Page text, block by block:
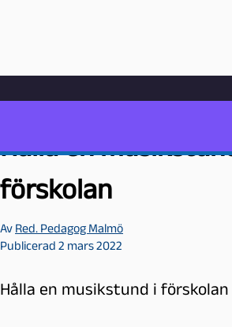
Hoppa till innehåll
e
a
o
g
a
Hålla en
förskolan
Av Red. Pedagog Malmö
Publicerad 2 mars 2022
Hålla en musikstund i förskolan